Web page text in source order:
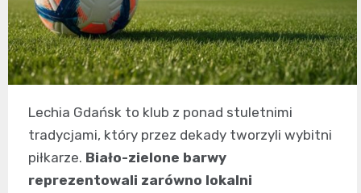
Lechia Gdańsk to klub z ponad stuletnimi
tradycjami, który przez dekady tworzyli wybitni
piłkarze. Biało-zielone barwy
reprezentowali zarówno lokalni